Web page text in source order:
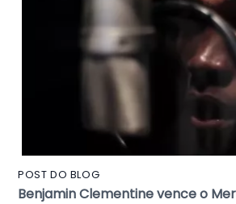
POST DO BLOG
Benjamin Clementine vence o